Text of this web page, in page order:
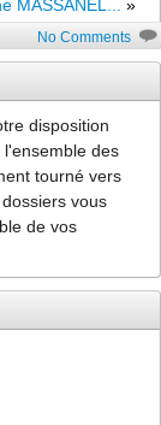
MASSANEL... »
No Comments
disposition
des
tourné vers
vous
de vos